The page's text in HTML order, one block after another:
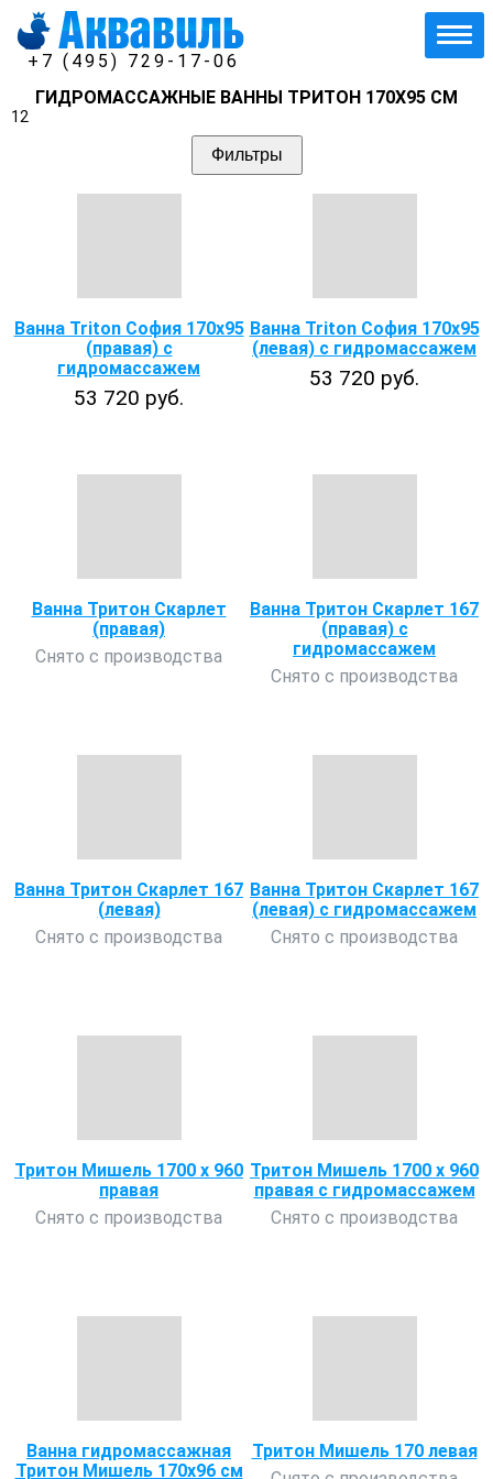
+7 (495) 729-17-06
ГИДРОМАССАЖНЫЕ ВАННЫ ТРИТОН 170Х95 СМ
12
Фильтры
Ванна Triton София 170х95
(правая) с
гидромассажем
53 720 руб.
Ванна Triton София 170х95
(левая) с гидромассажем
53 720 руб.
Ванна Тритон Скарлет
(правая)
Снято с производства
Ванна Тритон Скарлет 167
(правая) с
гидромассажем
Снято с производства
Ванна Тритон Скарлет 167
(левая)
Снято с производства
Ванна Тритон Скарлет 167
(левая) с гидромассажем
Снято с производства
Тритон Мишель 1700 х 960
правая
Снято с производства
Тритон Мишель 1700 х 960
правая с гидромассажем
Снято с производства
Ванна гидромассажная
Тритон Мишель 170х96 см
Тритон Мишель 170 левая